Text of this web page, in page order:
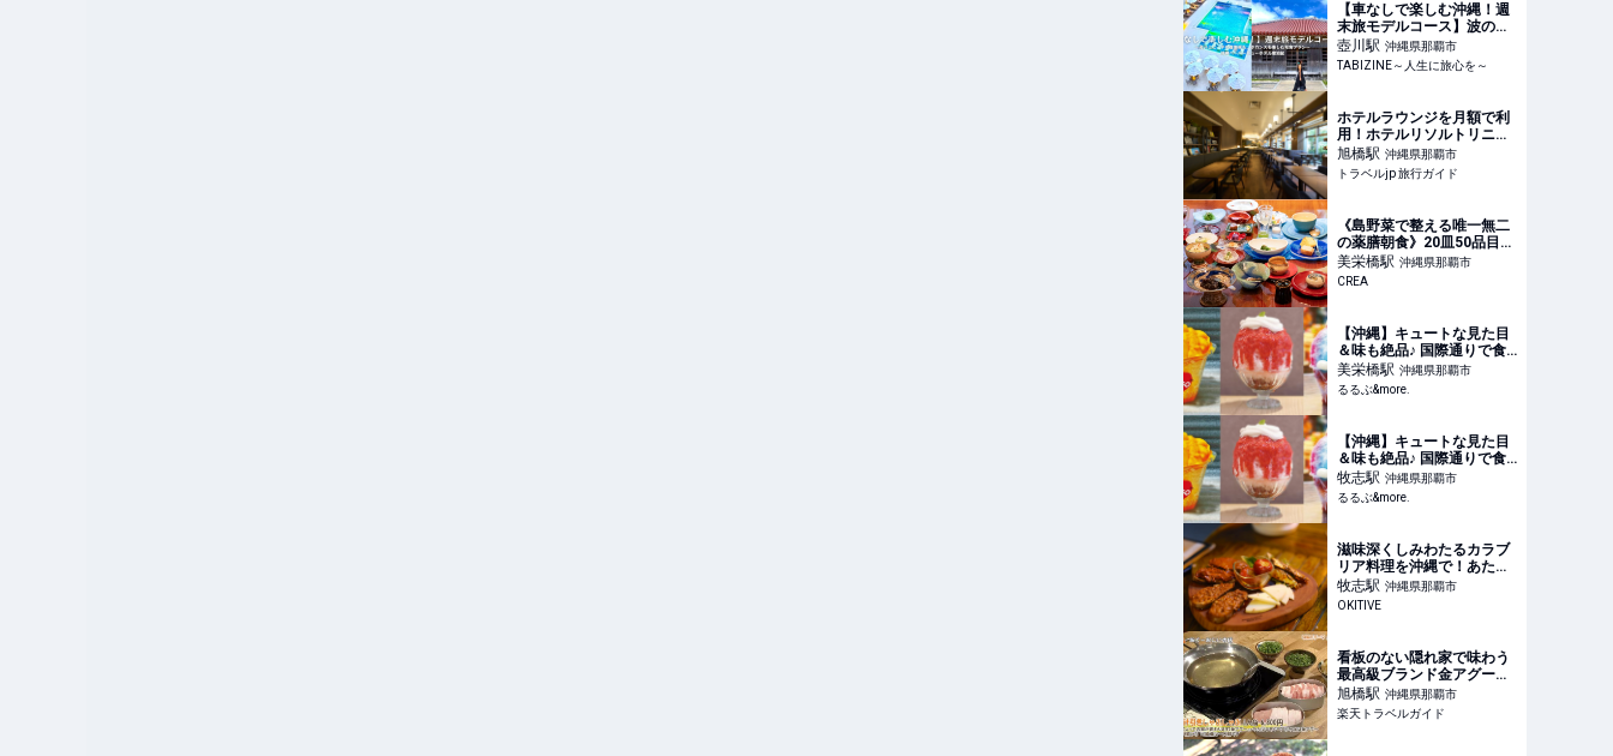
【車なしで楽しむ沖縄！週
末旅モデルコース】波の上
ビーチも首里城も、ホカン
スも楽しむ充実プラン |
TABIZINE～人生に旅心を
壺川駅 沖縄県那覇市
TABIZINE～人生に旅心を～
ホテルラウンジを月額で利
用！ホテルリソルトリニテ
ィ那覇「Hotel Lounge
Pass」登場 | 沖縄県 | トラ
ベルjp 旅行ガイド
旭橋駅 沖縄県那覇市
トラベルjp 旅行ガイド
《島野菜で整える唯一無二
の薬膳朝食》20皿50品目。
那覇、小さなホテルで出合
う朝【沖縄第一ホテル】
美栄橋駅 沖縄県那覇市
CREA
【沖縄】キュートな見た目
＆味も絶品♪ 国際通りで食
べたい南国スイーツ10選｜
るるぶ&more.
美栄橋駅 沖縄県那覇市
るるぶ&more.
【沖縄】キュートな見た目
＆味も絶品♪ 国際通りで食
べたい南国スイーツ10選｜
るるぶ&more.
牧志駅 沖縄県那覇市
るるぶ&more.
滋味深くしみわたるカラブ
リア料理を沖縄で！あたた
かな味わいと雰囲気が心地
良い「JOJO’S 南イタリア
牧志駅 沖縄県那覇市
OKITIVE
看板のない隠れ家で味わう
最高級ブランド金アグーの
贅沢な一皿 「あぐーおじい
の店」（那覇市） 【楽天ト
ラベル】
旭橋駅 沖縄県那覇市
楽天トラベルガイド